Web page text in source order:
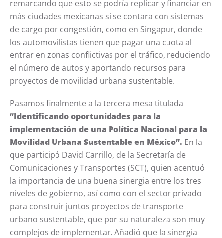
remarcando que esto se podría replicar y financiar en
más ciudades mexicanas si se contara con sistemas
de cargo por congestión, como en Singapur, donde
los automovilistas tienen que pagar una cuota al
entrar en zonas conflictivas por el tráfico, reduciendo
el número de autos y aportando recursos para
proyectos de movilidad urbana sustentable.
Pasamos finalmente a la tercera mesa titulada
“Identificando oportunidades para la
implementación de una Política Nacional para la
Movilidad Urbana Sustentable en México”. En la
que participó David Carrillo, de la Secretaría de
Comunicaciones y Transportes (SCT), quien acentuó
la importancia de una buena sinergia entre los tres
niveles de gobierno, así como con el sector privado
para construir juntos proyectos de transporte
urbano sustentable, que por su naturaleza son muy
complejos de implementar. Añadió que la sinergia